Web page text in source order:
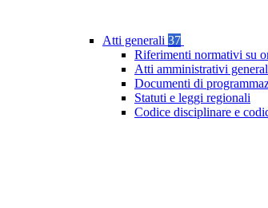
Atti generali 37
Riferimenti normativi su
Atti amministrativi
Documenti di
Statuti e leggi regionali
Codice disciplinare e